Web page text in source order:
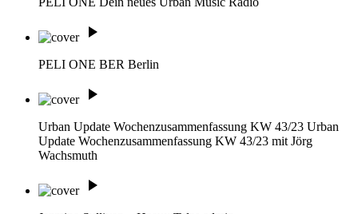
play_arrow
PELI ONE BER Berlin
play_arrow
Urban Update Wochenzusammenfassung KW 43/23 Urban
Update Wochenzusammenfassung KW 43/23 mit Jörg
Wachsmuth
play_arrow